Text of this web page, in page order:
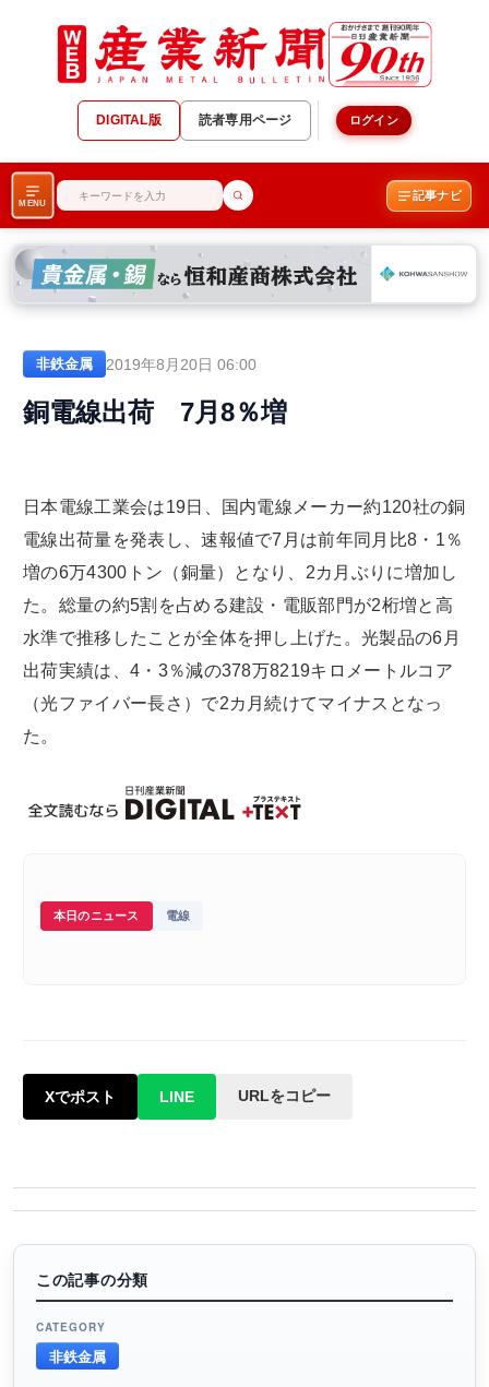
DIGITAL版 読者専用ページ ログイン
MENU
記事ナビ
非鉄金属 2019年8月20日 06:00
銅電線出荷 7月8％増
日本電線工業会は19日、国内電線メーカー約120社の銅
電線出荷量を発表し、速報値で7月は前年同月比8・1％
増の6万4300トン（銅量）となり、2カ月ぶりに増加し
た。総量の約5割を占める建設・電販部門が2桁増と高
水準で推移したことが全体を押し上げた。光製品の6月
出荷実績は、4・3％減の378万8219キロメートルコア
（光ファイバー長さ）で2カ月続けてマイナスとなっ
た。
本日のニュース 電線
Xでポスト LINE URLをコピー
この記事の分類
CATEGORY
非鉄金属